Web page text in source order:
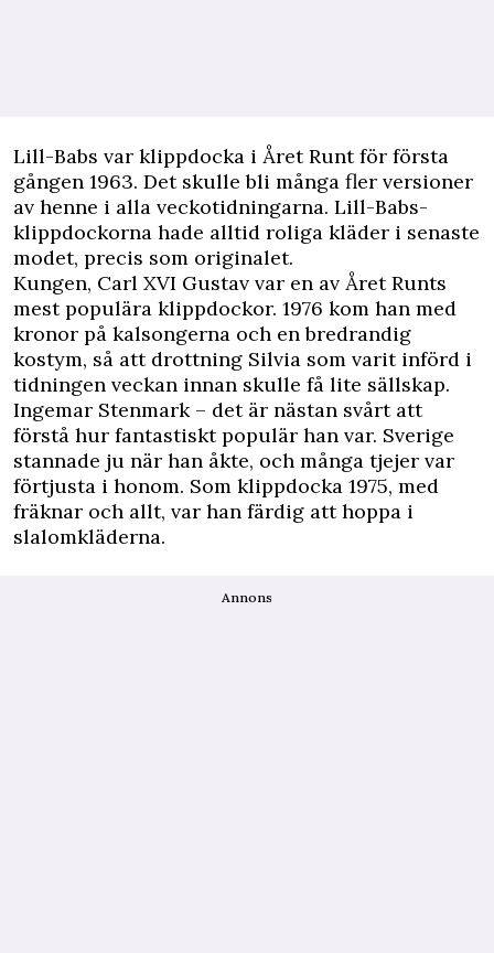
Lill-Babs var klippdocka i Året Runt för första
gången 1963. Det skulle bli många fler versioner
av henne i alla veckotidningarna. Lill-Babs-
klippdockorna hade alltid roliga kläder i senaste
modet, precis som originalet.
Kungen, Carl XVI Gustav var en av Året Runts
mest populära klippdockor. 1976 kom han med
kronor på kalsongerna och en bredrandig
kostym, så att drottning Silvia som varit införd i
tidningen veckan innan skulle få lite sällskap.
Ingemar Stenmark – det är nästan svårt att
förstå hur fantastiskt populär han var. Sverige
stannade ju när han åkte, och många tjejer var
förtjusta i honom. Som klippdocka 1975, med
fräknar och allt, var han färdig att hoppa i
slalomkläderna.
Annons